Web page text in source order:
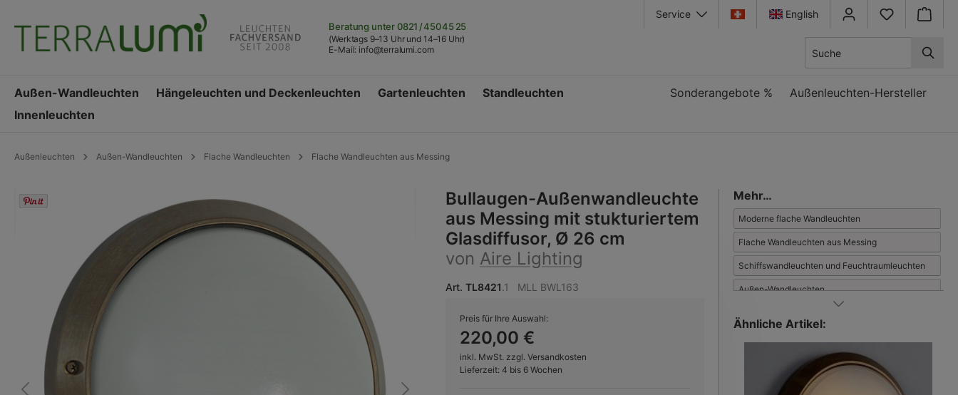
Zur Hauptnavigation springen
Beratung unter0821 / 450 45 25
(Werktags 9–13 Uhr und 14–16 Uhr)
E-Mail: info@terralumi.com
Service
English
Außen-Wandleuchten Hängeleuchten und Deckenleuchten Gartenleuchten Standleuchten Sonderangebote %
Außenleuchten-Hersteller
Innenleuchten
Außenleuchten Außen-Wandleuchten Flache Wandleuchten Flache Wandleuchten aus Messing
Bildergalerie überspringen
Bullaugen-Außenwandleuchte
aus Messing mit stukturiertem
Glasdiffusor, Ø 26 cm
von Aire Lighting
Art. TL8421.1 MLL BWL163
Preis für Ihre Auswahl:
220,00 €
inkl. MwSt. zzgl. Versandkosten
Lieferzeit: 4 bis 6 Wochen
Mehr…
Moderne flache Wandleuchten
Flache Wandleuchten aus Messing
Schiffswandleuchten und Feuchtraumleuchten
Außen-Wandleuchten
Ähnliche Artikel: